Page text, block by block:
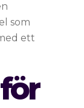
som
ett